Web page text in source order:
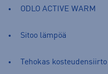
ODLO ACTIVE WARM
Sitoo lämpöä
Tehokas kosteudensiirto